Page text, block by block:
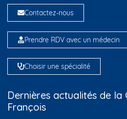
Contactez-nous
Prendre RDV avec un médecin
Choisir une spécialité
Dernières actualités de la
François